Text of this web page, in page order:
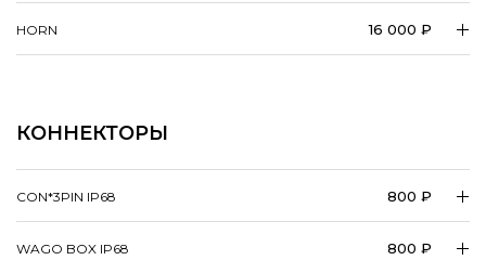
HORN 16 000 ₽
КОННЕКТОРЫ
CON*3PIN IP68 800 ₽
WAGO BOX IP68 800 ₽